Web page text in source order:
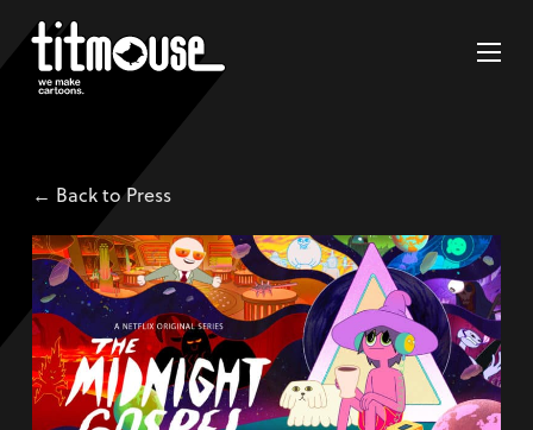
← Back to Press